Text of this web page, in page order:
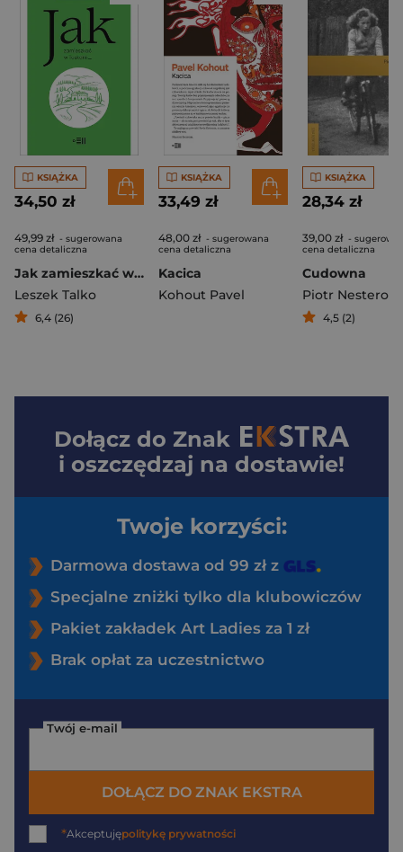
KSIĄŻKA
34,50 zł
49,99 zł - sugerowana
cena detaliczna
Jak zamieszkać w Toskanii
Leszek Talko
6,4 (26)
KSIĄŻKA
33,49 zł
48,00 zł - sugerowana
cena detaliczna
Kacica
Kohout Pavel
KSIĄŻKA
28,34 zł
39,00 zł -
cena detaliczna
Cudowna
Piotr
4,5 (2)
Dołącz do Znak
i oszczędzaj na dostawie!
Twoje korzyści:
Darmowa dostawa od 99 zł z
Specjalne zniżki tylko dla klubowiczów
Pakiet zakładek Art Ladies za 1 zł
Brak opłat za uczestnictwo
Twój e-mail
DOŁĄCZ DO ZNAK EKSTRA
*Akceptujępolitykę prywatności